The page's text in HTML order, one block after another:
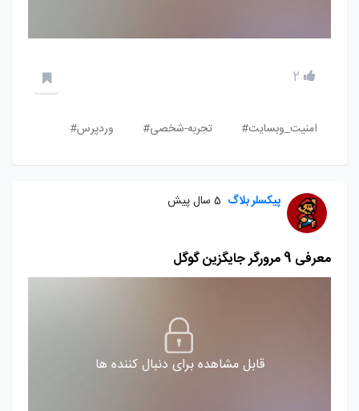
2
امنیت_وبسایت# تجربه-شخصی# وردپرس#
پیکسلر بلاگ 5 سال پیش
معرفی 9 مرورگر جایگزین گوگل
قابل مشاهده برای دنبال کننده ها